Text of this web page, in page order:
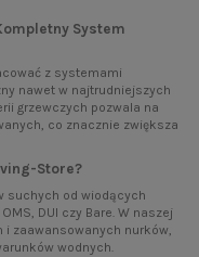
System
z systemami
nawet w najtrudniejszych
grzewczych pozwala na
co znacznie zwiększa
Store?
suchych od wiodących
DUI czy Bare. W naszej
zaawansowanych nurków,
wodnych.